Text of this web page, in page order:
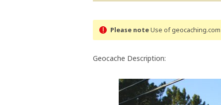
Please noteUse of
Geocache Description: